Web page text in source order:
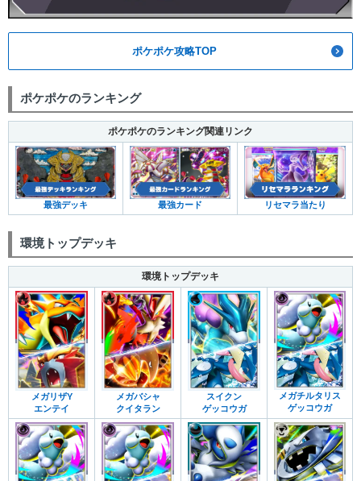
ポケポケ攻略TOP
ポケポケのランキング
ポケポケのランキング関連リンク
最強デッキ 最強カード リセマラ当たり
環境トップデッキ
環境トップデッキ
メガリザY
エンテイ
メガバシャ
クイタラン
スイクン
ゲッコウガ
メガチルタリス
ゲッコウガ